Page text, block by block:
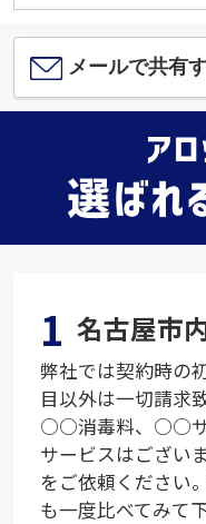
メールで共有
1 名古屋市
弊社では契約時の
目以外は一切請求
○○消毒料、○○サ
サービスはござい
をご依頼ください
も一度比べてみて